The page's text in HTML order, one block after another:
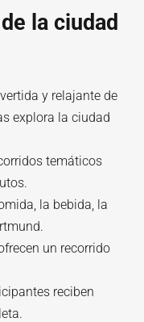
la ciudad
y relajante de
explora la ciudad
temáticos
la bebida, la
un recorrido
reciben